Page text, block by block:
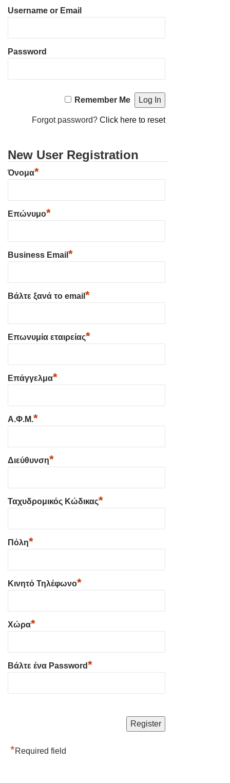
Username or Email
Password
Remember Me
Forgot password?Click here to reset
New User Registration
Όνομα*
Επώνυμο*
Business Email *
Βάλτε ξανά το email *
Επωνυμία εταιρείας*
Επάγγελμα*
Α.Φ.Μ.*
Διεύθυνση*
Ταχυδρομικός Κώδικας*
Πόλη*
Κινητό Τηλέφωνο*
Χώρα*
Βάλτε ένα Password*
*Required field